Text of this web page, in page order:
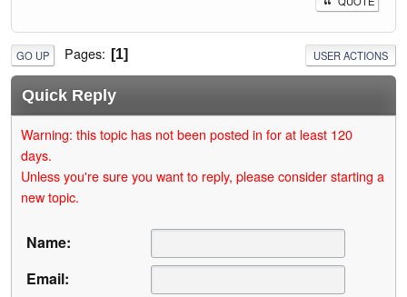
GO UP Pages 1 USER ACTIONS
Quick Reply
Warning: this topic has not been posted in for at least 120
days.
Unless you're sure you want to reply, please consider starting a
new topic.
Name:
Email: